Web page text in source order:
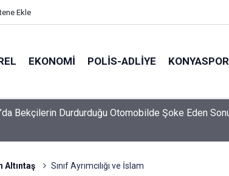
Ekle
EKONOMI POLİS-ADLİYE KONYASPOR
Konya hattı bölünmüş yol oluyor
Altıntaş Sınıf Ayrımcılığı ve İslam